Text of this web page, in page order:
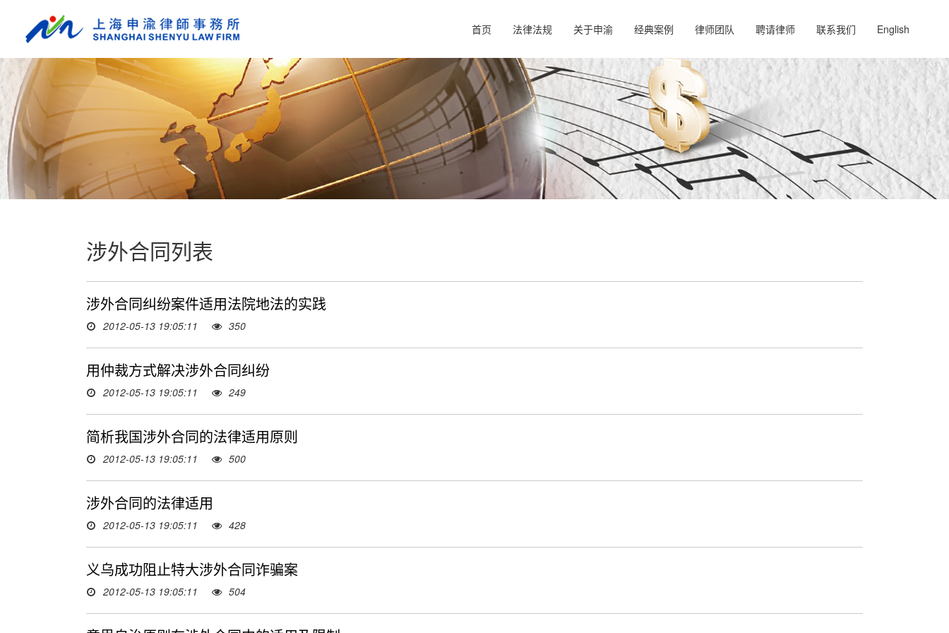
首页 法律法规 关于申渝 经典案例 律师团队 聘请律师 联系我们 English
涉外合同列表
涉外合同纠纷案件适用法院地法的实践
2012-05-13 19:05:11 350
用仲裁方式解决涉外合同纠纷
2012-05-13 19:05:11 249
简析我国涉外合同的法律适用原则
2012-05-13 19:05:11 500
涉外合同的法律适用
2012-05-13 19:05:11 428
义乌成功阻止特大涉外合同诈骗案
2012-05-13 19:05:11 504